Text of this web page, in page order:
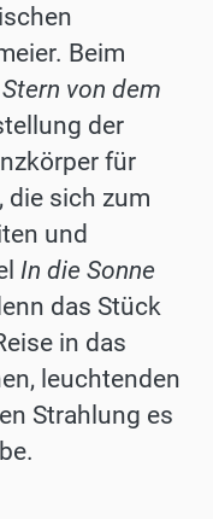
Beim
von dem
der
für
die sich zum
und
In die Sonne
das Stück
in das
leuchtenden
Strahlung es